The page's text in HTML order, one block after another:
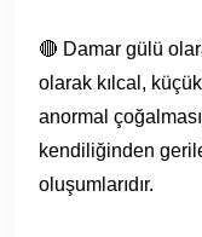
🔴 Damar gülü
olarak kılcal,
anormal
kendiliğinden
oluşumlarıdır.